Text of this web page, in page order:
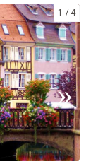
1 4